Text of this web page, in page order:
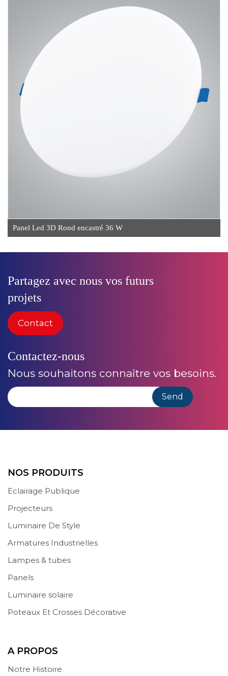
Panel Led 3D Rond encastré 36 W
Partagez avec nous vos futurs
projets
Contact
Contactez-nous
Nous souhaitons connaître vos besoins.
NOS PRODUITS
Eclairage Publique
Projecteurs
Luminaire De Style
Armatures Industrielles
Lampes & tubes
Panels
Luminaire solaire
Poteaux Et Crosses Décorative
A PROPOS
Notre Histoire